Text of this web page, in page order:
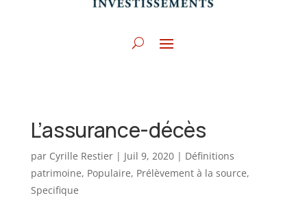
L’assurance-décès
par Cyrille Restier| Juil 9, 2020| Définitions
patrimoine, Populaire, Prélèvement à la source,
Specifique